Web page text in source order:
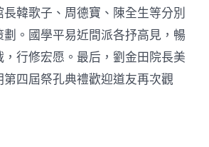
韓歌子、周德寶、陳全生等分別
。國學平易近間派各抒高見，暢
行修宏愿。最后，劉金田院長美
四屆祭孔典禮歡迎道友再次觀